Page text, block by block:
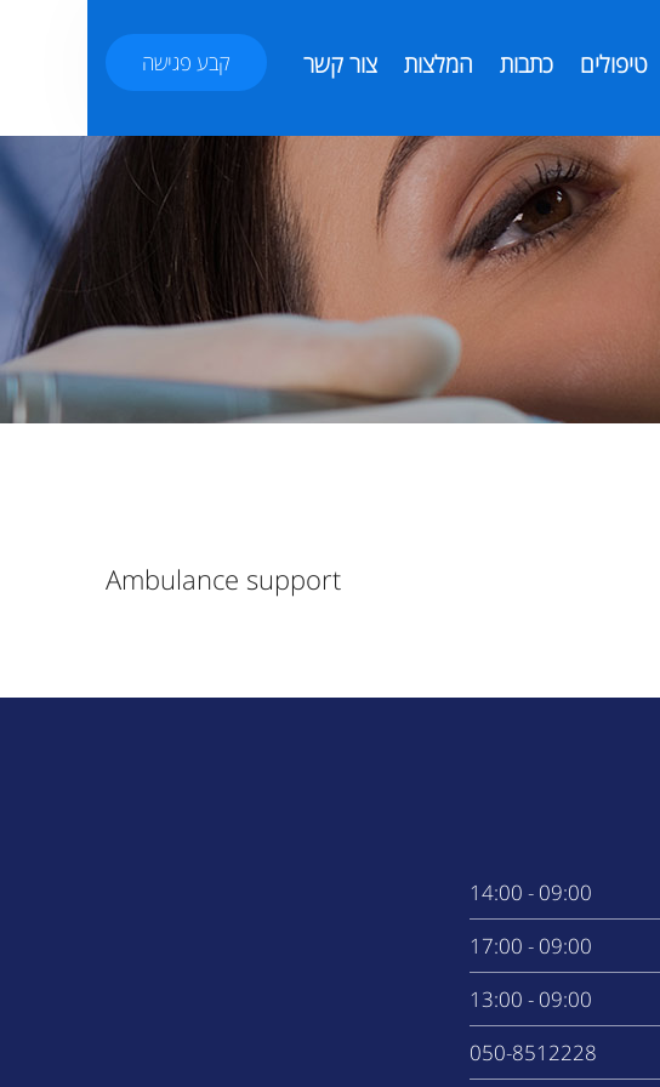
טיפולים כתבות המלצות צור קשר קבע פגישה
Ambulance support
09:00 - 14:00
09:00 - 17:00
09:00 - 13:00
050-8512228